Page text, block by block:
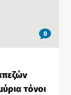
0
τόνοι